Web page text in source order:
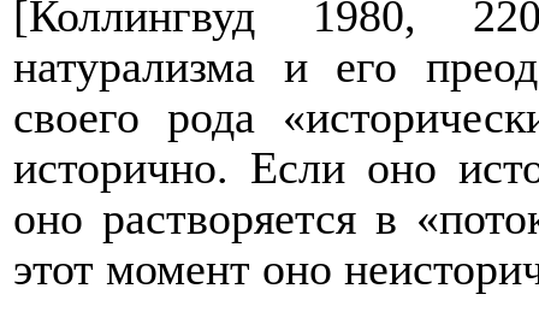
[Коллингвуд 1980,
натурализма и его
своего рода
исторично. Если оно
оно растворяется в
этот момент оно